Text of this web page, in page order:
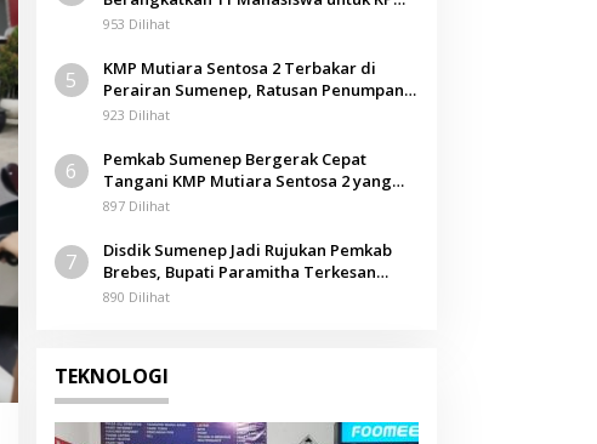
Internasional di Malaysia
953 Dilihat
5
KMP Mutiara Sentosa 2 Terbakar di
Perairan Sumenep, Ratusan Penumpang
Dievakuasi
923 Dilihat
6
Pemkab Sumenep Bergerak Cepat
Tangani KMP Mutiara Sentosa 2 yang
Terbakar
897 Dilihat
7
Disdik Sumenep Jadi Rujukan Pemkab
Brebes, Bupati Paramitha Terkesan
Pendidikan Berbasis Budaya
890 Dilihat
TEKNOLOGI